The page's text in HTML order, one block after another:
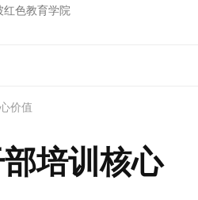
红色教育学院
价值
培训核心